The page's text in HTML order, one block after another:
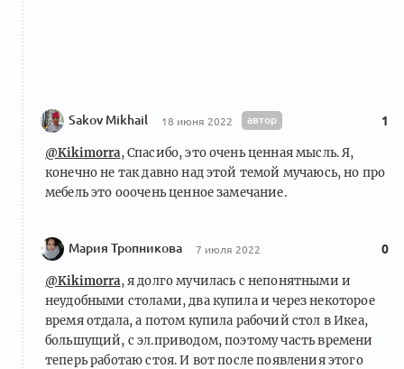
Sakov Mikhail 18 июня 2022 автор 1
@Kikimorra, Спасибо, это очень ценная мысль. Я,
конечно не так давно над этой темой мучаюсь, но про
мебель это ооочень ценное замечание.
Мария Тропникова 7 июля 2022 0
@Kikimorra, я долго мучилась с непонятными и
неудобными столами, два купила и через некоторое
время отдала, а потом купила рабочий стол в Икеа,
большущий, с эл.приводом, поэтому часть времени
теперь работаю стоя. И вот после появления этого